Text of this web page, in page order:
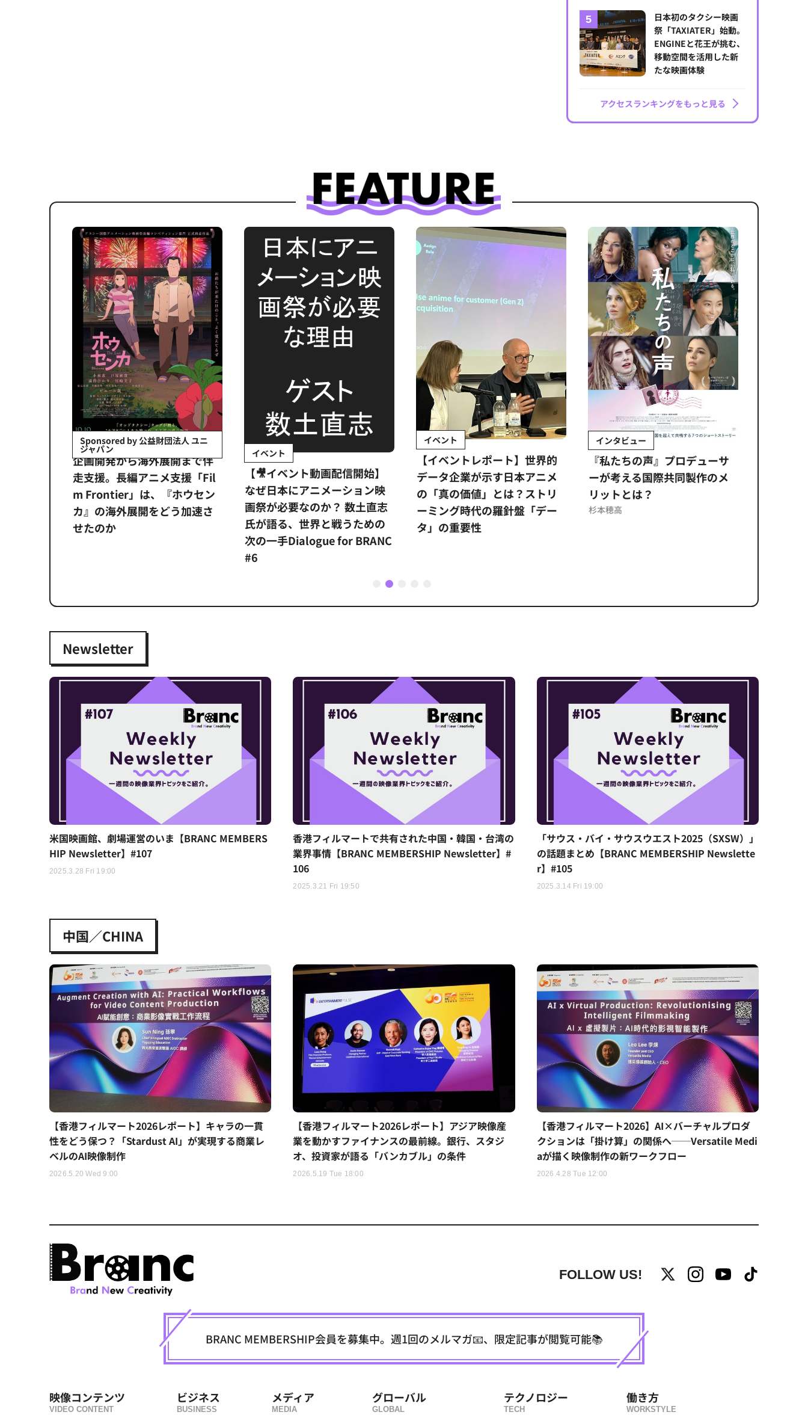
日本初のタクシー映画
祭「TAXIATER」始動。
ENGINEと花王が挑む、
移動空間を活用した新
たな映画体験
アクセスランキングをもっと見る
Sponsored by 公益財団法人 ユニ
ジャパン
企画開発から海外展開まで伴
走支援。長編アニメ支援「Fil
m Frontier」は、『ホウセン
カ』の海外展開をどう加速さ
せたのか
イベント
【🎥イベント動画配信開始】
なぜ日本にアニメーション映
画祭が必要なのか？ 数土直志
氏が語る、世界と戦うための
次の一手Dialogue for BRANC
#6
イベント
【イベントレポート】世界的
データ企業が示す日本アニメ
の「真の価値」とは？ストリ
ーミング時代の羅針盤「デー
タ」の重要性
インタビュー
『私たちの声』プロデューサ
ーが考える国際共同製作のメ
リットとは？
杉本穂高
1 2
Newsletter
米国映画館、劇場運営のいま【BRANC MEMBERS
HIP Newsletter】#107
2025.3.28 Fri 19:00
香港フィルマートで共有された中国・韓国・台湾の
業界事情【BRANC MEMBERSHIP Newsletter】#
106
2025.3.21 Fri 19:50
「サウス・バイ・サウスウエスト2025（SXSW）」
の話題まとめ【BRANC MEMBERSHIP Newslette
r】#105
2025.3.14 Fri 19:00
中国／CHINA
【香港フィルマート2026レポート】キャラの一貫
性をどう保つ？「Stardust AI」が実現する商業レ
ベルのAI映像制作
2026.5.20 Wed 9:00
【香港フィルマート2026レポート】アジア映像産
業を動かすファイナンスの最前線。銀行、スタジ
オ、投資家が語る「バンカブル」の条件
2026.5.19 Tue 18:00
【香港フィルマート2026】AI×バーチャルプロダ
クションは「掛け算」の関係へ──Versatile Medi
aが描く映像制作の新ワークフロー
2026.4.28 Tue 12:00
FOLLOW US!
BRANC MEMBERSHIP会員を募集中。週1回のメルマガ📧、限定記事が閲覧可能📚
映像コンテンツ
VIDEO CONTENT
ビジネス
BUSINESS
メディア
MEDIA
グローバル
GLOBAL
テクノロジー
TECH
働き方
WORKSTYLE